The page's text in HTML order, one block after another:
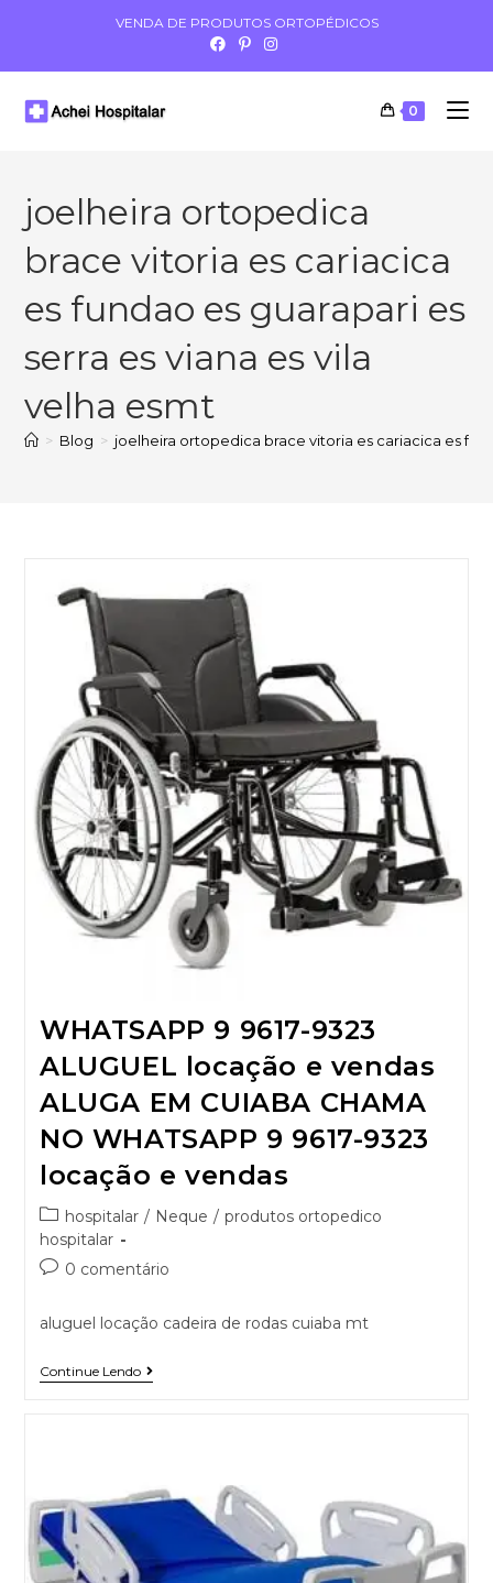
VENDA DE PRODUTOS ORTOPÉDICOS
0
joelheira ortopedica
brace vitoria es cariacica
es fundao es guarapari es
serra es viana es vila
velha esmt
> Blog > joelheira ortopedica brace vitoria es cariacica es
WHATSAPP 9 9617-9323
ALUGUEL locação e vendas
ALUGA EM CUIABA CHAMA
NO WHATSAPP 9 9617-9323
locação e vendas
hospitalar / Neque / produtos ortopedico
hospitalar
0 comentário
aluguel locação cadeira de rodas cuiaba mt
Continue Lendo